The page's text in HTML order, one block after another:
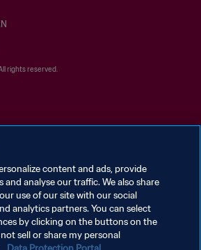
rights reserved.
content and ads, provide
and analyse our traffic. We also share
use of our site with our social
analytics partners. You can select
by clicking on the buttons on the
sell or share my personal